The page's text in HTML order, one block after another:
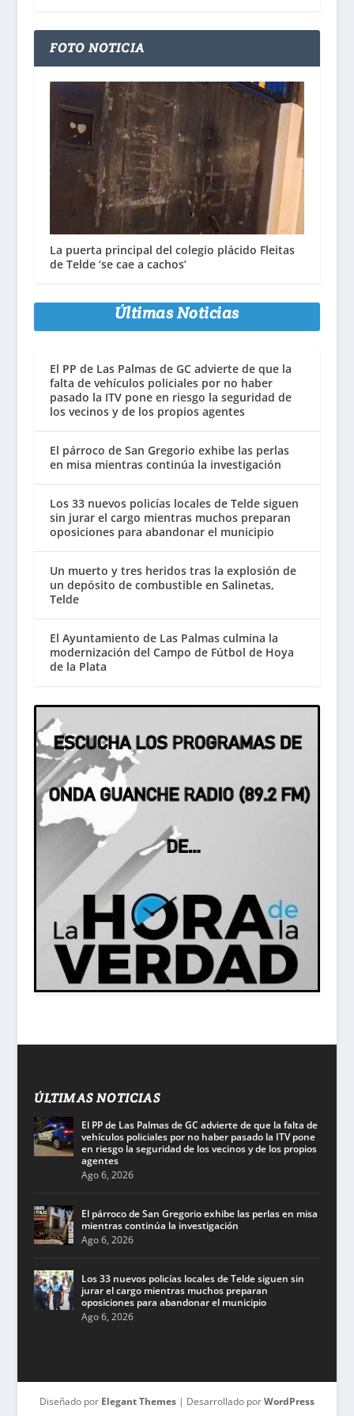
FOTO NOTICIA
La puerta principal del colegio plácido Fleitas
de Telde ‘se cae a cachos’
Últimas Noticias
El PP de Las Palmas de GC advierte de que la
falta de vehículos policiales por no haber
pasado la ITV pone en riesgo la seguridad de
los vecinos y de los propios agentes
El párroco de San Gregorio exhibe las perlas
en misa mientras continúa la investigación
Los 33 nuevos policías locales de Telde siguen
sin jurar el cargo mientras muchos preparan
oposiciones para abandonar el municipio
Un muerto y tres heridos tras la explosión de
un depósito de combustible en Salinetas,
Telde
El Ayuntamiento de Las Palmas culmina la
modernización del Campo de Fútbol de Hoya
de la Plata
ÚLTIMAS NOTICIAS
El PP de Las Palmas de GC advierte de que la falta de
vehículos policiales por no haber pasado la ITV pone
en riesgo la seguridad de los vecinos y de los propios
agentes
Ago 6, 2026
El párroco de San Gregorio exhibe las perlas en misa
mientras continúa la investigación
Ago 6, 2026
Los 33 nuevos policías locales de Telde siguen sin
jurar el cargo mientras muchos preparan
oposiciones para abandonar el municipio
Ago 6, 2026
Diseñado por Elegant Themes| Desarrollado porWordPress